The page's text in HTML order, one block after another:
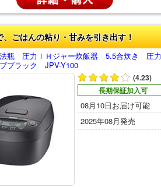
、ごはんの粘り・甘みを引き出す！
法瓶 圧力ＩＨジャー炊飯器 5.5合炊き 圧力
ブラック JPV-Y100
(4.23)
長期保証加入可
08月10日お届け可能
2025年08月発売